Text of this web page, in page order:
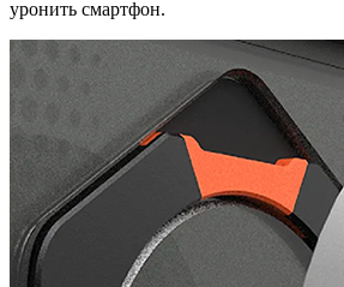
уронить смартфон.